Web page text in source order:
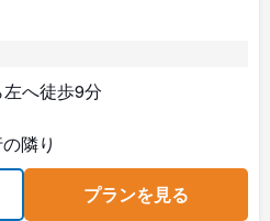
へ徒歩9分
隣り
プランを見る